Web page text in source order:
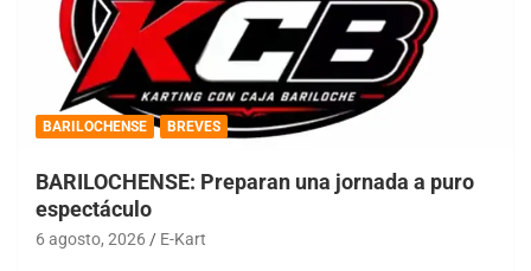
BARILOCHENSE BREVES
BARILOCHENSE: Preparan una jornada a puro
espectáculo
6 agosto, 2026 E-Kart